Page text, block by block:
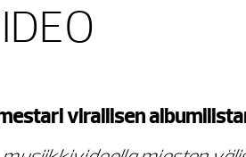
virallisen